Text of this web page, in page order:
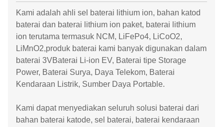
Kami adalah ahli sel baterai lithium ion, bahan katod
baterai dan baterai lithium ion paket, baterai lithium
ion terutama termasuk NCM, LiFePo4, LiCoO2,
LiMnO2,produk baterai kami banyak digunakan dalam
baterai 3VBaterai Li-ion EV, Baterai tipe Storage
Power, Baterai Surya, Daya Telekom, Baterai
Kendaraan Listrik, Sumber Daya Portable.
Kami dapat menyediakan seluruh solusi baterai dari
bahan baterai katode, sel baterai, baterai kendaraan